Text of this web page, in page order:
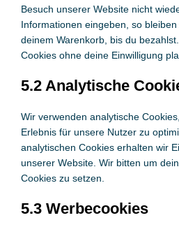
Besuch unserer Website nicht
Informationen eingeben, so
deinem Warenkorb, bis du
Cookies ohne deine Einwilligung
5.2 Analytische
Wir verwenden analytische
Erlebnis für unsere Nutzer zu
analytischen Cookies erhalten wir
unserer Website. Wir bitten um
Cookies zu setzen.
5.3 Werbecookies